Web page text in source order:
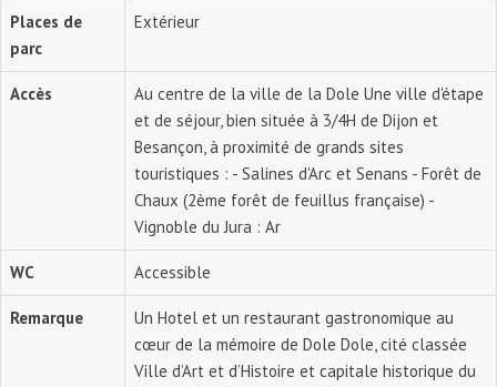
Places de
parc
Extérieur
Accès
Au centre de la ville de la Dole Une ville d'étape
et de séjour, bien située à 3/4H de Dijon et
Besançon, à proximité de grands sites
touristiques : - Salines d'Arc et Senans - Forêt de
Chaux (2ème forêt de feuillus française) -
Vignoble du Jura : Ar
WC Accessible
Remarque
Un Hotel et un restaurant gastronomique au
cœur de la mémoire de Dole Dole, cité classée
Ville d’Art et d’Histoire et capitale historique du